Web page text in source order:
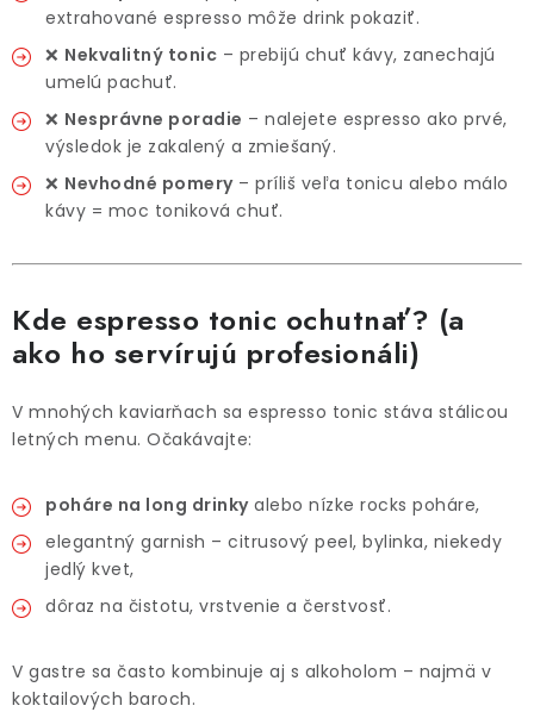
extrahované espresso môže drink pokaziť.
❌ Nekvalitný tonic – prebijú chuť kávy, zanechajú
umelú pachuť.
❌ Nesprávne poradie – nalejete espresso ako prvé,
výsledok je zakalený a zmiešaný.
❌ Nevhodné pomery– príliš veľa tonicu alebo málo
kávy = moc toniková chuť.
Kde espresso tonic ochutnať? (a
ako ho servírujú profesionáli)
V mnohých kaviarňach sa espresso tonic stáva stálicou
letných menu. Očakávajte:
poháre na long drinkyalebo nízke rocks poháre,
elegantný garnish – citrusový peel, bylinka, niekedy
jedlý kvet,
dôraz na čistotu, vrstvenie a čerstvosť.
V gastre sa často kombinuje aj s alkoholom – najmä v
koktailových baroch.